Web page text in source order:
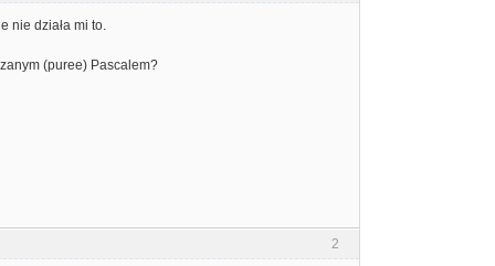
nie działa mi to.
(puree) Pascalem?
2